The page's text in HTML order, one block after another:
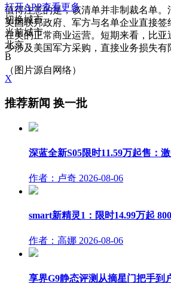
值得注意的是，该清单并非制裁名单。
美国联邦政府、军方与名单企业直接签
在美的正常商业运营。短期来看，比
少涉及美国军方采购，直接业务损失有
（图片源自网络）
打开APP查看更多
切换城市
当前城市
北京
B
X
推荐新闻 换一批
深蓝全新S05限时11.59万起售：
作者：卢奇 2026-08-06
smart新精灵1：限时14.99万起
作者：高娜 2026-08-06
享界G9静态评测从摘星门把手到